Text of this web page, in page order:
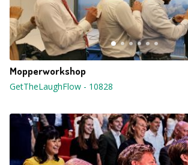
Mopperworkshop
GetTheLaughFlow - 10828